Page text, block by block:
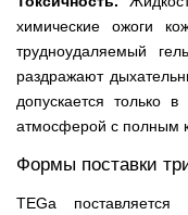
химические ожоги
трудноудаляемый
раздражают
допускается только
атмосферой с полным
Формы поставки
TEGa